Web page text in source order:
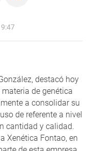
9:47
destacó hoy
de genética
a consolidar su
de referente a nivel
cantidad y calidad.
Xenética Fontao, en